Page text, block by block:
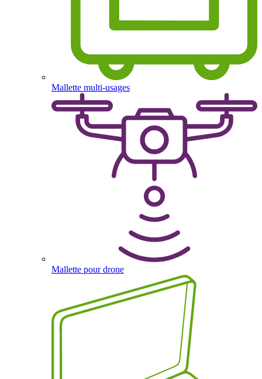
Mallette multi-usages
Mallette pour drone